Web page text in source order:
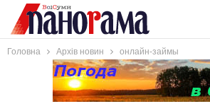
Головна Архів новин онлайн-займы